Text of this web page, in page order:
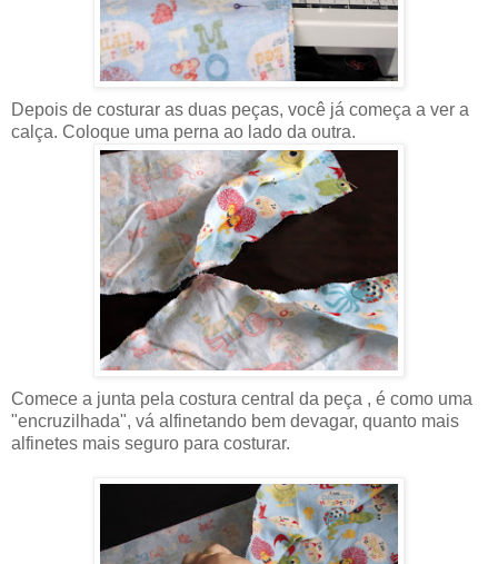
Depois de costurar as duas peças, você já começa a ver a
calça. Coloque uma perna ao lado da outra.
Comece a junta pela costura central da peça , é como uma
"encruzilhada", vá alfinetando bem devagar, quanto mais
alfinetes mais seguro para costurar.